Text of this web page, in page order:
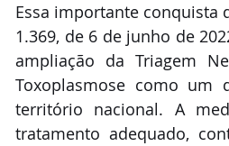
Essa importante conquista
1.369, de 6 de junho de
ampliação da Triagem
Toxoplasmose como um
território nacional. A
tratamento adequado,